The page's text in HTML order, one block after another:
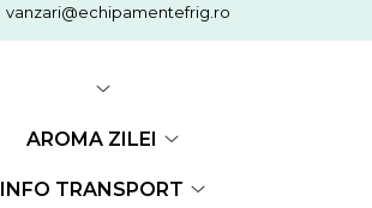
vanzari@echipamentefrig.ro
AROMA ZILEI
INFO TRANSPORT